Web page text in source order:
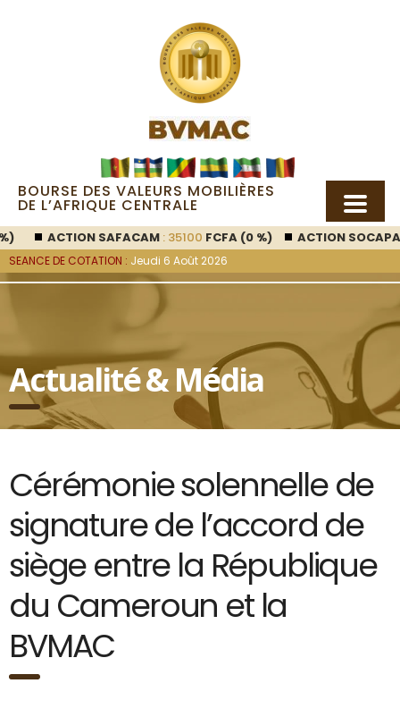
BOURSE DES VALEURS MOBILIÈRES
DE L’AFRIQUE CENTRALE
ACTION SAFACAM: 35100FCFA (0 %) ACTION SOCAPALM
SEANCE DE COTATION : Jeudi 6 Août 2026
Actualité & Média
Cérémonie solennelle de
signature de l’accord de
siège entre la République
du Cameroun et la
BVMAC